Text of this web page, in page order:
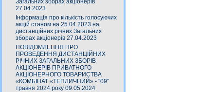
Загальних зборах акціонерів
27.04.2023
Інформація про кількість голосуючих
акцій станом на 25.04.2023 на
дистанційних річних Загальних
зборах акціонерів 27.04.2023
ПОВІДОМЛЕННЯ ПРО
ПРОВЕДЕННЯ ДИСТАНЦІЙНИХ
РІЧНИХ ЗАГАЛЬНИХ ЗБОРІВ
АКЦІОНЕРІВ ПРИВАТНОГО
АКЦІОНЕРНОГО ТОВАРИСТВА
«КОМБІНАТ «ТЕПЛИЧНИЙ» - "09"
травня 2024 року 09.05.2024